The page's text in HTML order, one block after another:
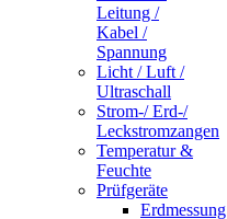
Leitung /
Kabel /
Spannung
Licht / Luft /
Ultraschall
Strom-/ Erd-/
Leckstromzangen
Temperatur &
Feuchte
Prüfgeräte
Erdmessung